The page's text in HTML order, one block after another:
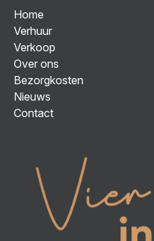
Home
Verhuur
Verkoop
Over ons
Bezorgkosten
Nieuws
Contact